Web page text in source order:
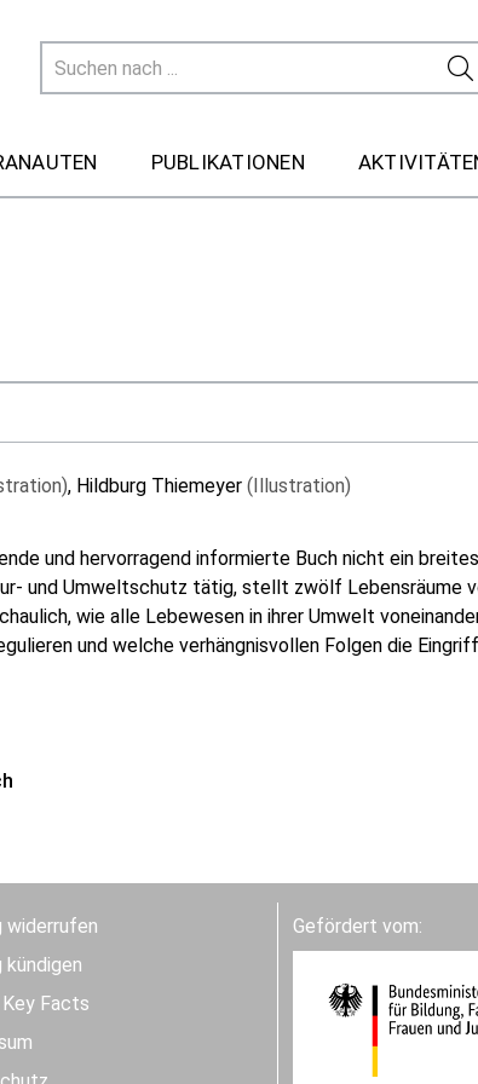
PUBLIKATIONEN
, Hildburg Thiemeyer (Illustration)
und hervorragend informierte Buch nicht ein
und Umweltschutz tätig, stellt zwölf Lebensräume
wie alle Lebewesen in ihrer Umwelt
und welche verhängnisvollen Folgen die
widerrufen
Key Facts
Gefördert vom: